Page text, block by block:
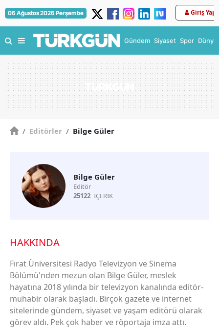
06 Ağustos 2026 Perşembe Giriş Yap
Gündem Siyaset Spor Dünya
/ Editörler / Bilge Güler
Bilge Güler
Editör
25122 İÇERİK
HAKKINDA
Fırat Üniversitesi Radyo Televizyon ve Sinema
Bölümü'nden mezun olan Bilge Güler, meslek
hayatına 2018 yılında bir televizyon kanalında editör-
muhabir olarak başladı. Birçok gazete ve internet
sitelerinde gündem, siyaset ve yaşam editörü olarak
görev aldı. Pek çok haber ve röportaja imza attı.